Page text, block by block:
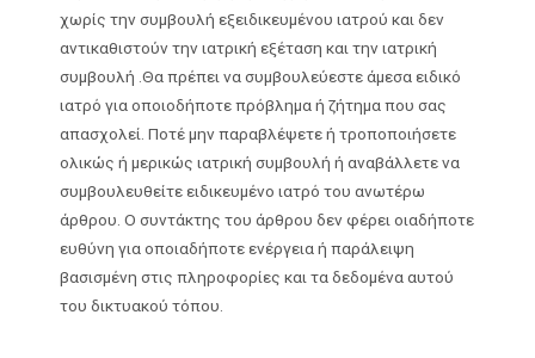
χωρίς την συμβουλή εξειδικευμένου ιατρού και δεν
αντικαθιστούν την ιατρική εξέταση και την ιατρική
συμβουλή .Θα πρέπει να συμβουλεύεστε άμεσα ειδικό
ιατρό για οποιοδήποτε πρόβλημα ή ζήτημα που σας
απασχολεί. Ποτέ μην παραβλέψετε ή τροποποιήσετε
ολικώς ή μερικώς ιατρική συμβουλή ή αναβάλλετε να
συμβουλευθείτε ειδικευμένο ιατρό του ανωτέρω
άρθρου. Ο συντάκτης του άρθρου δεν φέρει οιαδήποτε
ευθύνη για οποιαδήποτε ενέργεια ή παράλειψη
βασισμένη στις πληροφορίες και τα δεδομένα αυτού
του δικτυακού τόπου.